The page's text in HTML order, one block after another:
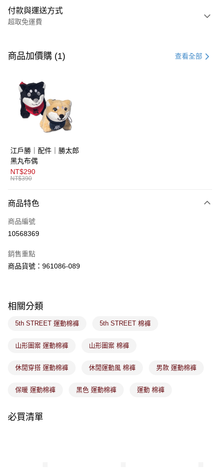
付款與運送方式
超取免運費
信用卡一次付款
LINE Pay
AFTEE先享後付
【關於「AFTEE先享後付」】
便利好安心！
１．簡單：不需註冊會員、不需綁卡、不需儲值。
２．便利：只要手機號碼，簡訊認證，即可結帳。
３．安心：先確認商品／服務後，再付款。
１．於結帳方式選擇「AFTEE先享後付」後，將跳轉至「AFTEE先享後付」
２．訂單成立數日內，您將收到繳費通知簡訊。
３．收到繳費通知簡訊後14天內，點擊此簡訊中的連結，可透過四大超商／
購買商品的店家。未經商家同意取消之訂單仍視為有效，需透過AFTEE先享
後付繳納相關費用。
【注意事項】
易，需依本服務之必要範圍內提供個人資料，並將交易相關給付款項請求債
２．關於個人資料處理事宜，請瀏覽以下網址：
「AFTEE先享後付」，若未經同意申辦者引起之損失，本公司不負相關責
４．使用「AFTEE先享後付」時，將依據個別帳號之用戶狀況，依本公司即
５．嚴禁一人註冊多個帳號或使用他人資訊註冊。若發現惡意使用之情形，
運送方式
全家取貨付款
免運費
免運費
7-11取貨付款
免運費
免運費
宅配
免運費
商品加價購 (1) 查看全部
江戶勝｜配件｜勝太郎
黑丸布偶
NT$290
NT$390
商品特色
商品編號
10568369
銷售重點
商品貨號：961086-089
相關分類
5th STREET 運動棉褲 5th STREET 棉褲
山形圖案 運動棉褲 山形圖案 棉褲
休閒穿搭 運動棉褲 休閒運動風 棉褲 男款 運動棉褲
保暖 運動棉褲 黑色 運動棉褲 運動 棉褲
必買清單